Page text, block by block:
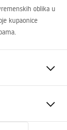
oblika u
kupaonice